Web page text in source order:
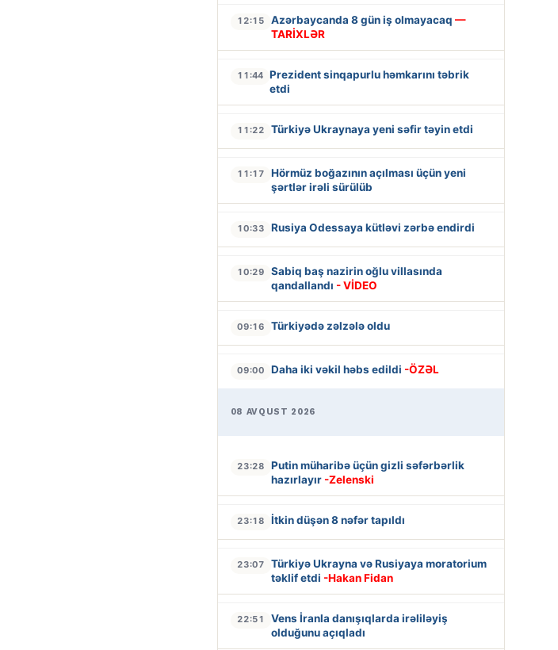
12:15 Azərbaycanda 8 gün iş olmayacaq —
TARİXLƏR
11:44 Prezident sinqapurlu həmkarını təbrik
etdi
11:22 Türkiyə Ukraynaya yeni səfir təyin etdi
11:17
Hörmüz boğazının açılması üçün yeni
şərtlər irəli sürülüb
10:33 Rusiya Odessaya kütləvi zərbə endirdi
10:29
Sabiq baş nazirin oğlu villasında
qandallandı - VİDEO
09:16 Türkiyədə zəlzələ oldu
09:00 Daha iki vəkil həbs edildi -ÖZƏL
08 AVQUST 2026
23:28
Putin müharibə üçün gizli səfərbərlik
hazırlayır -Zelenski
23:18 İtkin düşən 8 nəfər tapıldı
23:07
Türkiyə Ukrayna və Rusiyaya moratorium
təklif etdi -Hakan Fidan
22:51
Vens İranla danışıqlarda irəliləyiş
olduğunu açıqladı